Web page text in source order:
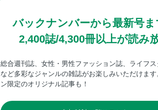
バックナンバーから最新号ま
2,400誌/4,300冊以上が読み
総合週刊誌、女性・男性ファッション誌、ライフ
など多彩なジャンルの雑誌がお楽しみいただけま
ン限定のオリジナル記事も！